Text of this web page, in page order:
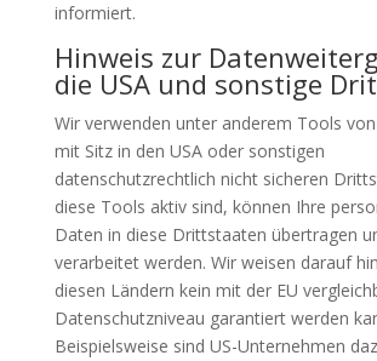
informiert.
Hinweis zur
die USA und sonstige
Wir verwenden unter anderem Tools
mit Sitz in den USA oder sonstigen
datenschutzrechtlich nicht sicheren
diese Tools aktiv sind, können Ihre
Daten in diese Drittstaaten übertragen
verarbeitet werden. Wir weisen darauf
diesen Ländern kein mit der EU
Datenschutzniveau garantiert werden
Beispielsweise sind US-Unternehmen